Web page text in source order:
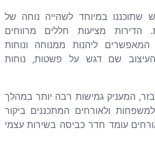
דירות נופש שתוכננו במיוחד לשהייה נוחה של
הדירות מציעות חללים מרווחים
המאפשרים ליהנות ממנוחה ונוחות
שם דגש על פשטות, נוחות
המעניק גמישות רבה יותר במהלך
ולאורחים המתכננים ביקור
עומד חדר כביסה בשירות עצמי